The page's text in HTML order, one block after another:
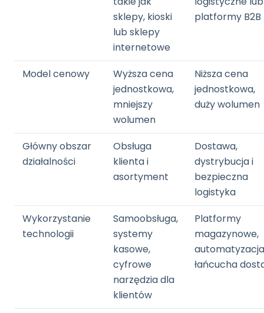
sklepy, kioski
lub sklepy
internetowe
platformy B2B
Model cenowy
Wyższa cena
jednostkowa,
mniejszy
wolumen
Niższa cena
jednostkowa,
duży wolumen
Główny obszar
działalności
Obsługa
klienta i
asortyment
Dostawa,
dystrybucja i
bezpieczna
logistyka
Wykorzystanie
technologii
Samoobsługa,
systemy
kasowe,
cyfrowe
narzędzia dla
klientów
Platformy
magazynowe,
automatyzacja
łańcucha